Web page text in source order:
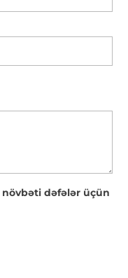
növbəti dəfələr üçün